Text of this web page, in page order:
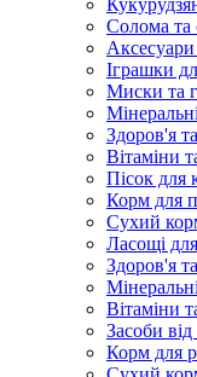
Солома та
Аксесуари
Іграшки
Миски та
Здоров'я
Вітаміни
Пісок
Корм для
Сухий
Ласощі
Здоров'я
Вітаміни
Засоби від
Корм для